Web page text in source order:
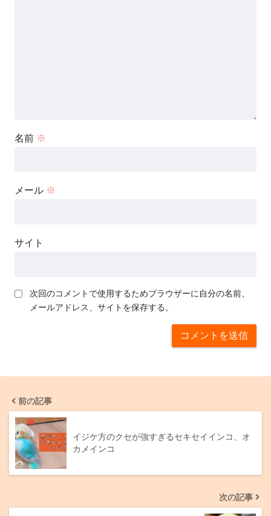
名前 ※
メール ※
サイト
次回のコメントで使用するためブラウザーに自分の名前、
メールアドレス、サイトを保存する。
前の記事
イジケ方のクセが強すぎるセキセイインコ、オ
カメインコ
次の記事